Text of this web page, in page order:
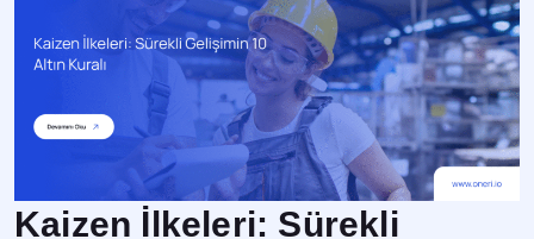
Kaizen İlkeleri: Sürekli